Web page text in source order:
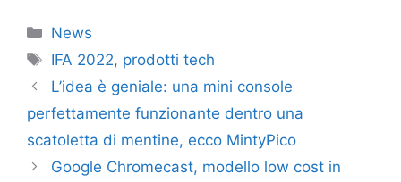
Categorie
News
Tag
IFA 2022, prodotti tech
L’idea è geniale: una mini console
perfettamente funzionante dentro una
scatoletta di mentine, ecco MintyPico
Google Chromecast, modello low cost in